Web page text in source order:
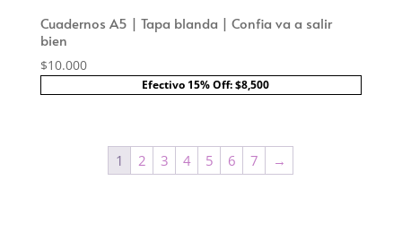
Cuadernos A5 | Tapa blanda | Confia va a salir
bien
$10.000
Efectivo 15% Off: $8,500
1 2 3 4 5 6 7 →